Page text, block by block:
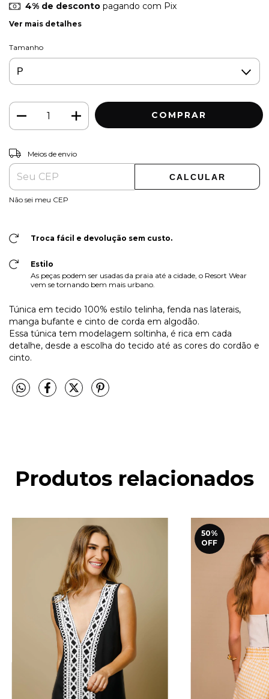
4% de descontopagando com Pix
Ver mais detalhes
Tamanho
Entregas para o CEP:
Meios de envio
CALCULAR
Não sei meu CEP
Troca fácil e devolução sem custo.
Estilo
As peças podem ser usadas da praia até a cidade, o Resort Wear
vem se tornando bem mais urbano.
Túnica em tecido 100% estilo telinha, fenda nas laterais,
manga bufante e cinto de corda em algodão.
Essa túnica tem modelagem soltinha, é rica em cada
detalhe, desde a escolha do tecido até as cores do cordão e
cinto.
Produtos relacionados
50%
OFF